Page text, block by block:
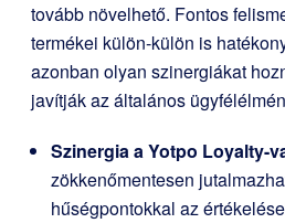
tovább növelhető. Fontos
termékei külön-külön is
azonban olyan szinergiákat
javítják az általános
Szinergia a Yotpo Loyalty-
zökkenőmentesen
hűségpontokkal az